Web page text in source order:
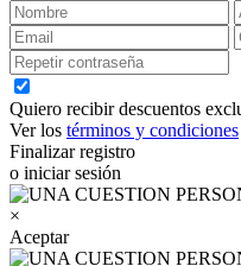
Quiero recibir descuentos
Ver los términos y condiciones
Finalizar registro
o iniciar sesión
×
Aceptar